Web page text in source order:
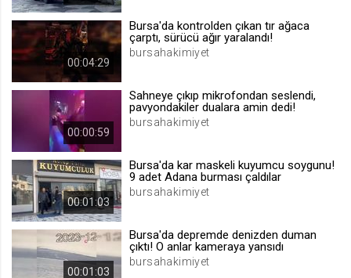
voteLike*
.web.tv
1 ay
.web.tv
İsimsiz ziyaretçi için site içeriği
00:04:29
Bursa'da kontrolden çıkan tır ağaca
çarptı, sürücü ağır yaralandı!
bursahakimiyet
00:00:59
Sahneye çıkıp mikrofondan seslendi,
pavyondakiler dualara amin dedi!
bursahakimiyet
00:01:03
Bursa'da kar maskeli kuyumcu soygunu!
9 adet Adana burması çaldılar
bursahakimiyet
00:01:03
Bursa'da depremde denizden duman
çıktı! O anlar kameraya yansıdı
bursahakimiyet